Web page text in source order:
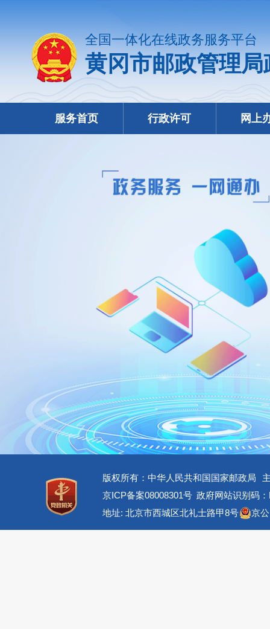
全国一体化在线政务服务平台
黄冈市邮政管理
服务首页 行政许可 网上
版权所有：中华人民共和国国家邮政局
京ICP备案08008301号 政府网站识别码
地址: 北京市西城区北礼士路甲8号
京